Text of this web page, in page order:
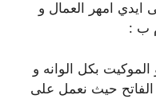
امهر العمال و
ب :
الموكيت بكل الوانه و
الفاتح حيث نعمل على